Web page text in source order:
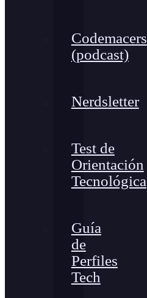
Codemacers
(podcast)
Nerdsletter
Test de
Orientación
Tecnológica
Guía
de
Perfiles
Tech